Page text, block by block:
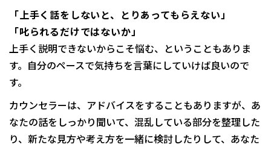
「上手く話をしないと、とりあってもらえない」
「叱られるだけではないか」
上手く説明できないからこそ悩む、ということもありま
す。自分のペースで気持ちを言葉にしていけば良いので
す。
カウンセラーは、アドバイスをすることもありますが、あ
なたの話をしっかり聞いて、混乱している部分を整理した
り、新たな見方や考え方を一緒に検討したりして、あなた